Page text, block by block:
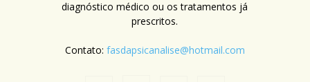
diagnóstico médico ou os tratamentos já
prescritos.
Contato: fasdapsicanalise@hotmail.com